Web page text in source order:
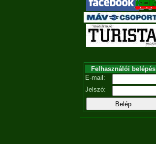
Felhasználói belépés
E-mail:
Jelszó: